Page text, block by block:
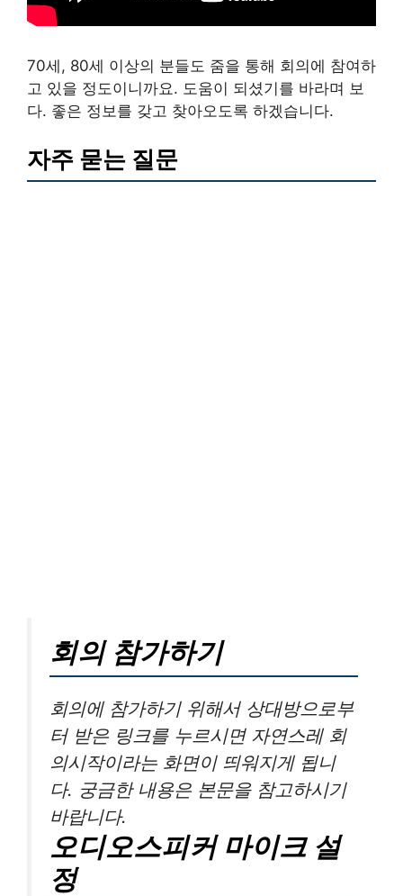
70세, 80세 이상의 분들도 줌을 통해 회의에 참여하
고 있을 정도이니까요. 도움이 되셨기를 바라며 보
다. 좋은 정보를 갖고 찾아오도록 하겠습니다.
자주 묻는 질문
회의 참가하기
회의에 참가하기 위해서 상대방으로부
터 받은 링크를 누르시면 자연스레 회
의시작이라는 화면이 띄워지게 됩니
다. 궁금한 내용은 본문을 참고하시기
바랍니다.
오디오스피커 마이크 설
정